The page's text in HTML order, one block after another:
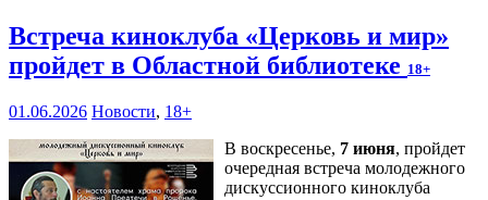
Встреча киноклуба «Церковь и мир»
пройдет в Областной библиотеке 18+
01.06.2026 Новости, 18+
В воскресенье, 7 июня, пройдет
очередная встреча молодежного
дискуссионного киноклуба